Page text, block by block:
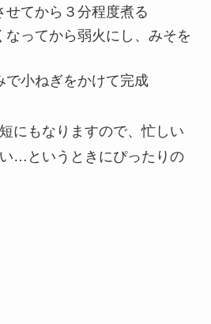
せてから３分程度煮る
なってから弱火にし、みそを
で小ねぎをかけて完成
にもなりますので、忙しい
…というときにぴったりの